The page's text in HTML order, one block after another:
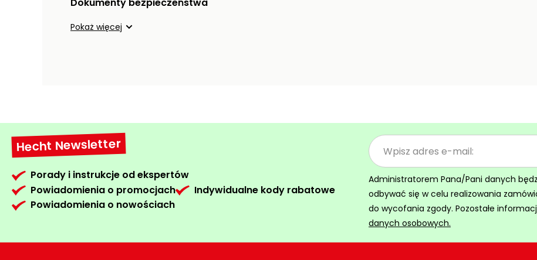
Dokumenty bezpieczeństwa
Pokaż więcej
Hecht Newsletter
Porady i instrukcje od ekspertów
Powiadomienia o promocjach
Indywidualne kody rabatowe
Powiadomienia o nowościach
Administratorem Pana/Pani danych
odbywać się w celu realizowania
do wycofania zgody. Pozostałe
danych osobowych.